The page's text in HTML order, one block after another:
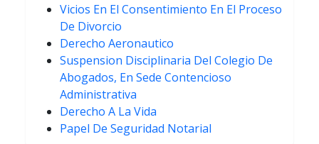
Vicios En El Consentimiento En El Proceso
De Divorcio
Derecho Aeronautico
Suspension Disciplinaria Del Colegio De
Abogados, En Sede Contencioso
Administrativa
Derecho A La Vida
Papel De Seguridad Notarial